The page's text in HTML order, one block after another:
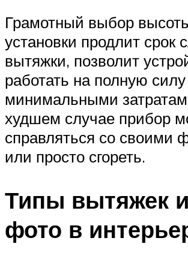
Грамотный выбор
установки продлит срок
вытяжки, позволит
работать на полную
минимальными
худшем случае прибор
справляться со своими
или просто сгореть.
Типы вытяжек
фото в